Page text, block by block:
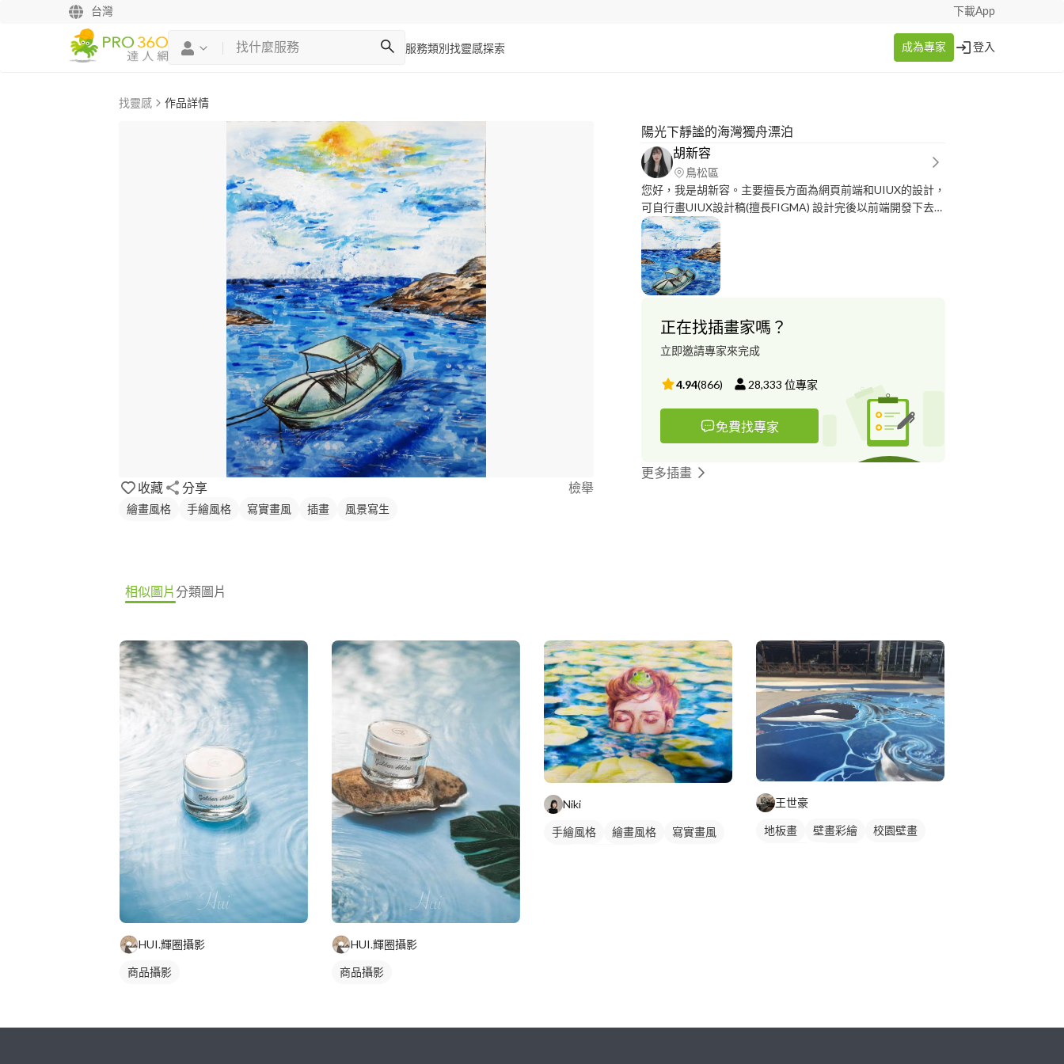
台灣 下載App
服務類別 找靈感探索 成為專家 登入
找靈感 作品詳情
收藏 分享 檢舉
繪畫風格 手繪風格 寫實畫風 插畫 風景寫生
陽光下靜謐的海灣獨舟漂泊
胡新容
鳥松區
您好，我是胡新容。主要擅長方面為網頁前端和UIUX的設計，
可自行畫UIUX設計稿(擅長FIGMA) 設計完後以前端開發下去執
行，實現設計稿內容。熟悉 HTML5、 CSS3、Javascript，可
獨立切版、完成RWD網頁。而程式方面則是熟悉C++之撰寫。
對於畫畫方面則是擅長水彩，音樂部分擅長彈鋼琴，有通過英
國皇家鋼琴檢定第三、第四和第五級，家教科目對於國文跟數
學都能提供協助和教學，有需要歡迎聯絡，謝謝！
正在找插畫家嗎？
立即邀請專家來完成
4.94(866) 28,333 位專家
免費找專家
更多插畫
相似圖片分類圖片
HUI.輝圈攝影
商品攝影
HUI.輝圈攝影
商品攝影
Niki
手繪風格 繪畫風格
寫實畫風
王世豪
地板畫 壁畫彩繪
校園壁畫